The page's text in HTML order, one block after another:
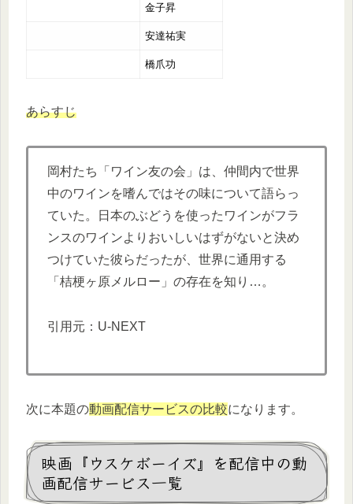
金子昇
安達祐実
橋爪功
あらすじ
岡村たち「ワイン友の会」は、仲間内で世界
中のワインを嗜んではその味について語らっ
ていた。日本のぶどうを使ったワインがフラ
ンスのワインよりおいしいはずがないと決め
つけていた彼らだったが、世界に通用する
「桔梗ヶ原メルロー」の存在を知り…。
引用元：U-NEXT
次に本題の動画配信サービスの比較になります。
映画『ウスケボーイズ』を配信中の動
画配信サービス一覧